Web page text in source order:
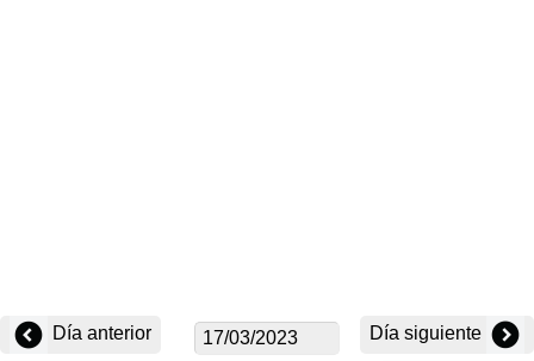
Día anterior Día siguiente